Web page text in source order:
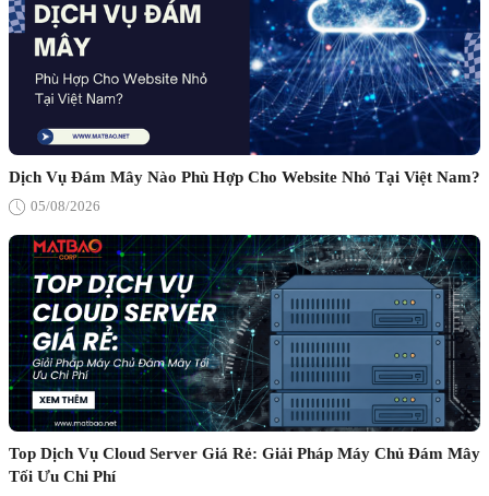
Dịch Vụ Đám Mây Nào Phù Hợp Cho Website Nhỏ Tại Việt Nam?
05/08/2026
Top Dịch Vụ Cloud Server Giá Rẻ: Giải Pháp Máy Chủ Đám Mây
Tối Ưu Chi Phí